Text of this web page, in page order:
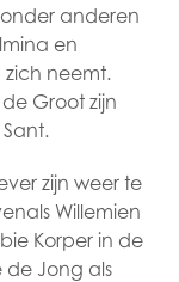
anderen
en
zich neemt.
Groot zijn
zijn weer te
Willemien
Korper in de
de Jong als